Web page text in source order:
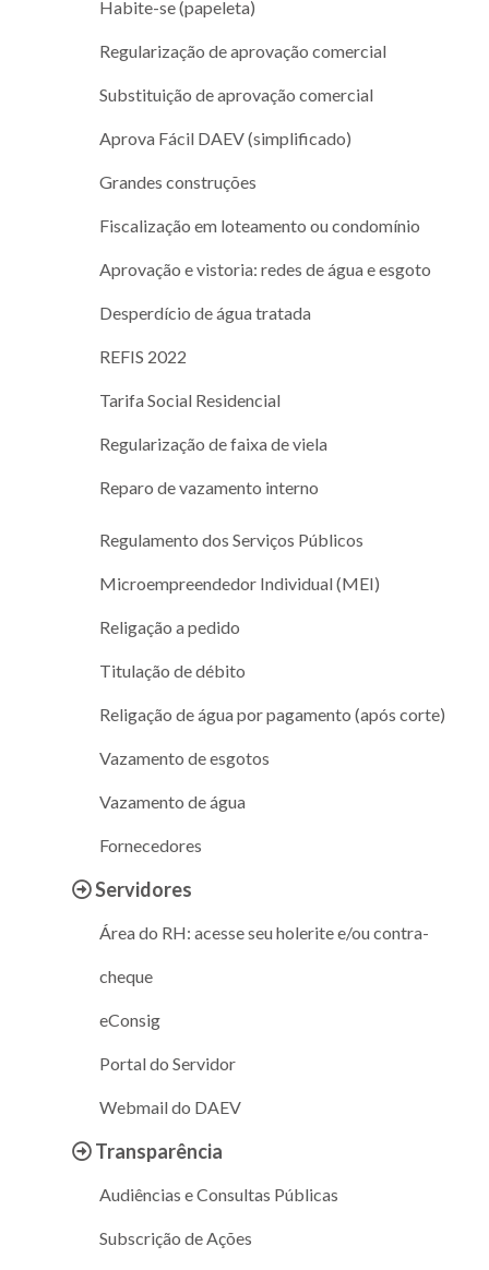
Habite-se (papeleta)
Regularização de aprovação comercial
Substituição de aprovação comercial
Aprova Fácil DAEV (simplificado)
Grandes construções
Fiscalização em loteamento ou condomínio
Aprovação e vistoria: redes de água e esgoto
Desperdício de água tratada
REFIS 2022
Tarifa Social Residencial
Regularização de faixa de viela
Reparo de vazamento interno
Regulamento dos Serviços Públicos
Microempreendedor Individual (MEI)
Religação a pedido
Titulação de débito
Religação de água por pagamento (após corte)
Vazamento de esgotos
Vazamento de água
Fornecedores
Servidores
Área do RH: acesse seu holerite e/ou contra-
cheque
eConsig
Portal do Servidor
Webmail do DAEV
Transparência
Audiências e Consultas Públicas
Subscrição de Ações